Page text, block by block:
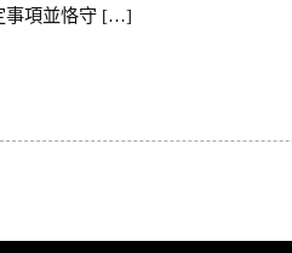
事項並恪守 […]